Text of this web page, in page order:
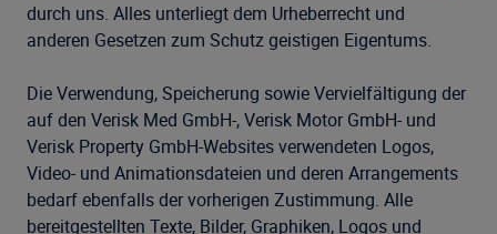
durch uns. Alles unterliegt dem Urheberrecht und
anderen Gesetzen zum Schutz geistigen Eigentums.
Die Verwendung, Speicherung sowie Vervielfältigung der
auf den Verisk Med GmbH-, Verisk Motor GmbH- und
Verisk Property GmbH-Websites verwendeten Logos,
Video- und Animationsdateien und deren Arrangements
bedarf ebenfalls der vorherigen Zustimmung. Alle
bereitgestellten Texte, Bilder, Graphiken, Logos und